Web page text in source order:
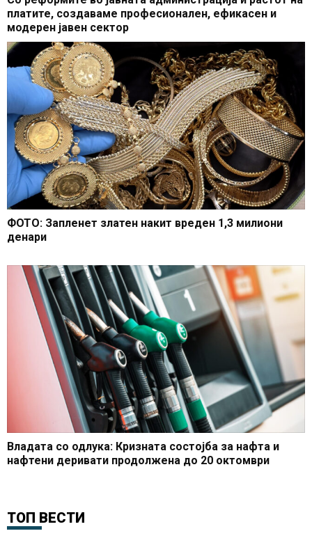
платите, создаваме професионален, ефикасен и
модерен јавен сектор
ФОТО: Запленет златен накит вреден 1,3 милиони
денари
Владата со одлука: Кризната состојба за нафта и
нафтени деривати продолжена до 20 октомври
ТОП ВЕСТИ